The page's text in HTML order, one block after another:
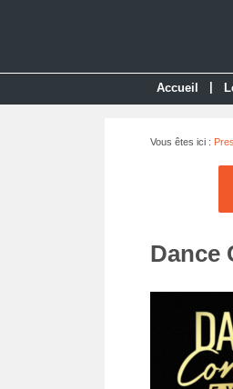
Accueil
Vous êtes ici :
Dance